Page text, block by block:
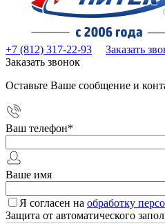
+7 (812) 317-22-93
Заказать
Заказать звонок
Оставьте Ваше сообщение и
Ваш телефон*
Ваше имя
Я согласен на обработку
Защита от автоматического